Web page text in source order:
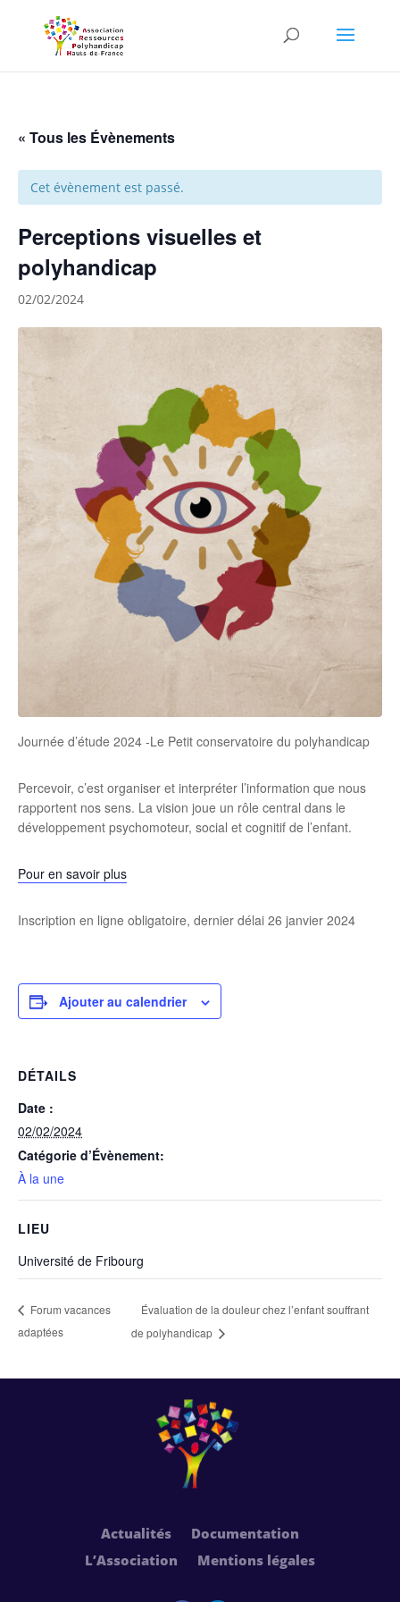
« Tous les Évènements
Cet évènement est passé.
Perceptions visuelles et
polyhandicap
02/02/2024
Journée d’étude 2024 -Le Petit conservatoire du polyhandicap
Percevoir, c’est organiser et interpréter l’information que nous
rapportent nos sens. La vision joue un rôle central dans le
développement psychomoteur, social et cognitif de l’enfant.
Pour en savoir plus
Inscription en ligne obligatoire, dernier délai 26 janvier 2024
Ajouter au calendrier
DÉTAILS
Date :
02/02/2024
Catégorie d’Évènement:
À la une
LIEU
Université de Fribourg
Forum vacances
adaptées
Évaluation de la douleur chez l’enfant souffrant
de polyhandicap
Actualités
Documentation
L’Association
Mentions légales